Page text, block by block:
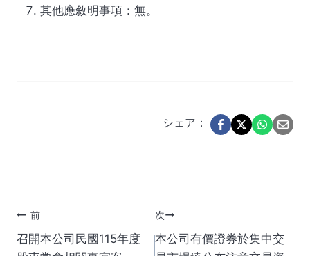
其他應敘明事項：無。
シェア：
投
前
召開本公司民國115年度
次
本公司有價證券於集中交